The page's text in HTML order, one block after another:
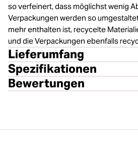
so verfeinert, dass möglichst wenig
Verpackungen werden so
mehr enthalten ist, recycelte
und die Verpackungen ebenfalls
Lieferumfang
Spezifikationen
Bewertungen